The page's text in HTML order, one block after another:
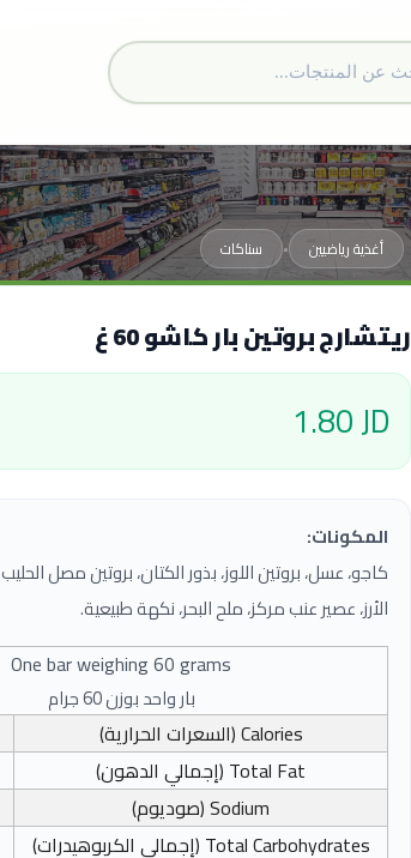
أغذية رياضيين • سناكات
ريتشارج بروتين بار كاشو 60 غ
1.80 JD
المكونات:
كاجو، عسل، بروتين اللوز، بذور الكتان، بروتين مصل الحليب
الأرز، عصير عنب مركز، ملح البحر، نكهة طبيعية.
One bar weighing 60 grams
بار واحد بوزن 60 جرام
Calories(السعرات الحرارية)
Total Fat (إجمالي الدهون)
Sodium(صوديوم)
Total Carbohydrates (إجمالي الكربوهيدرات)